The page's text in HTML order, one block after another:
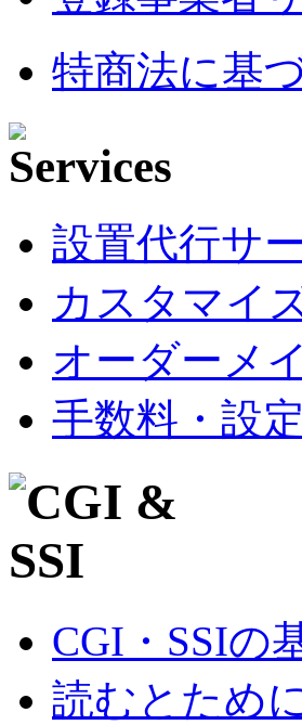
特商法に基
設置代行サ
カスタマイ
オーダーメ
手数料・設
CGI・SSIの
読むとため